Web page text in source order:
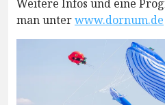
Weitere Infos und eine
man unterwww.dornum.de